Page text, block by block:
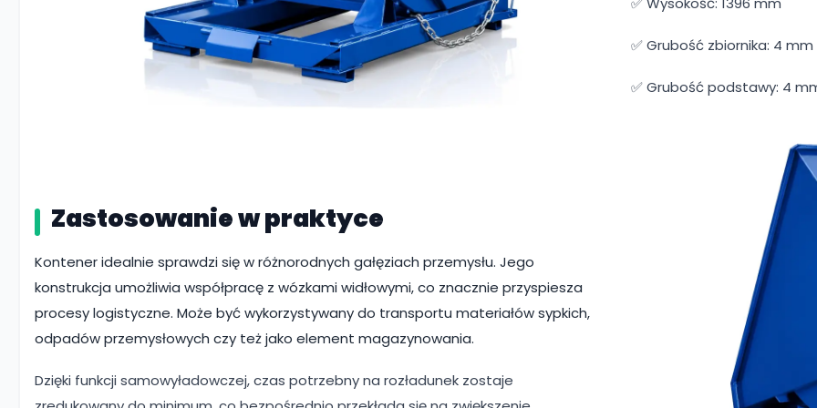
✅ Grubość zbiornika: 4 mm
✅ Grubość podstawy: 4
Zastosowanie w praktyce
Kontener idealnie sprawdzi się w różnorodnych gałęziach przemysłu. Jego
konstrukcja umożliwia współpracę z wózkami widłowymi, co znacznie przyspiesza
procesy logistyczne. Może być wykorzystywany do transportu materiałów sypkich,
odpadów przemysłowych czy też jako element magazynowania.
Dzięki funkcji samowyładowczej, czas potrzebny na rozładunek zostaje